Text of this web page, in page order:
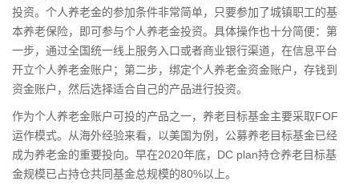
投资。个人养老金的参加条件非常简单，只要参加了城镇职工的基
本养老保险，即可参与个人养老金投资。具体操作也十分简便：第
一步，通过全国统一线上服务入口或者商业银行渠道，在信息平台
开立个人养老金账户；第二步，绑定个人养老金资金账户，存钱到
资金账户，然后选择适合自己的产品进行投资。
作为个人养老金账户可投的产品之一，养老目标基金主要采取FOF
运作模式。从海外经验来看，以美国为例，公募养老目标基金已经
成为养老金的重要投向。早在2020年底，DC plan持仓养老目标基
金规模已占持仓共同基金总规模的80%以上。